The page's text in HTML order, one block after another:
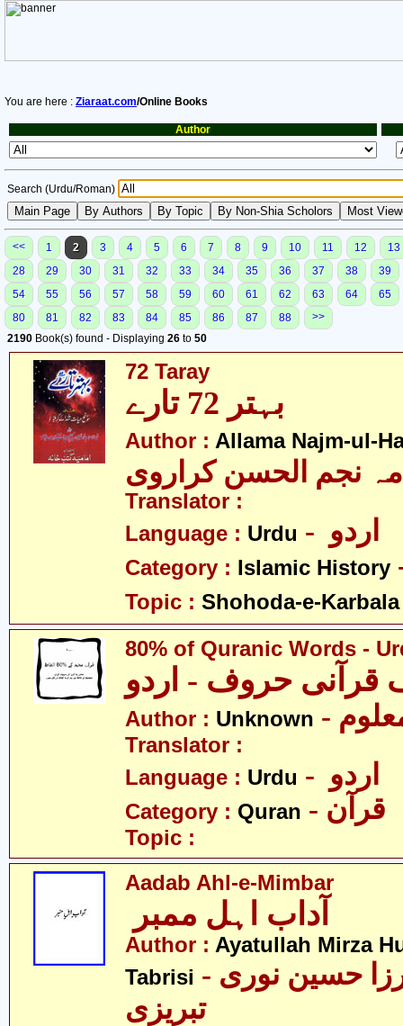
You are here : Ziaraat.com/Online Books
Author
Search (Urdu/Roman)
<< 1 2 3 4 5 6 7 8 9 10 11 12
13
28
29 30 31 32 33 34 35 36 37 38
39
54
55 56 57 58 59 60 61 62 63 64
65
80
81 82 83 84 85 86 87 88
>>
2190 Book(s) found - Displaying 26 to 50
72 Taray
بہتر 72 تارے
Author : Allama Najm-ul-
نجم الحسن کراروی
Translator :
Language : Urdu
Category : Islamic History
Topic : Shohoda-e-Karbala
80% of Quranic Words -
Author : Unknown
Translator :
Language : Urdu
Category : Quran - قرآن
Topic :
Aadab Ahl-e-Mimbar
Author : Ayatullah Mirza
Tabrisi - آیت اللہ مرزا حسین نوری
تبریزی